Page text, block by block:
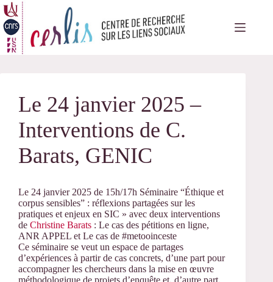
Passer
au
contenu
Le 24 janvier 2025 –
Interventions de C.
Barats, GENIC
Le 24 janvier 2025 de 15h/17h Séminaire “Éthique et
corpus sensibles” : réflexions partagées sur les
pratiques et enjeux en SIC » avec deux interventions
de Christine Barats : Le cas des pétitions en ligne,
ANR APPEL et Le cas de #metooinceste
Ce séminaire se veut un espace de partages
d’expériences à partir de cas concrets, d’une part pour
accompagner les chercheurs dans la mise en œuvre
méthodologique de projets d’enquête et, d’autre part,